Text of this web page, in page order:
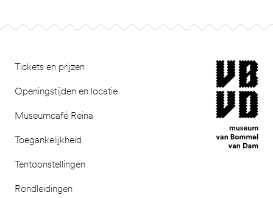
Tickets en prijzen
Openingstijden en locatie
Museumcafé Reina
Toegankelijkheid
Tentoonstellingen
Rondleidingen
museum van